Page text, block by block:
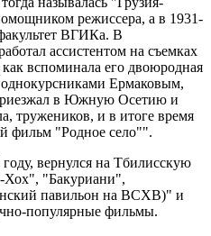
режиссера, а в 1931-
ВГИКа. В
ассистентом на съемках
вспоминала его двоюродная
однокурсниками Ермаковым,
в Южную Осетию и
тружеников, и в итоге время
фильм "Родное село"".
вернулся на Тбилисскую
Хох", "Бакуриани",
павильон на ВСХВ)" и
популярные фильмы.